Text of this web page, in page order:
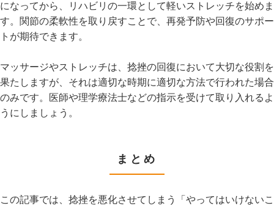
になってから、リハビリの一環として軽いストレッチを始めま
す。関節の柔軟性を取り戻すことで、再発予防や回復のサポー
トが期待できます。
マッサージやストレッチは、捻挫の回復において大切な役割を
果たしますが、それは適切な時期に適切な方法で行われた場合
のみです。医師や理学療法士などの指示を受けて取り入れるよ
うにしましょう。
まとめ
この記事では、捻挫を悪化させてしまう「やってはいけないこ